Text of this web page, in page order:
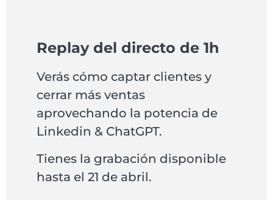
Replay del directo de 1h
Verás cómo captar clientes y
cerrar más ventas
aprovechando la potencia de
Linkedin & ChatGPT.
Tienes la grabación disponible
hasta el 21 de abril.